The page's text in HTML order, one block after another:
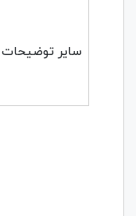
سایر توضیحات